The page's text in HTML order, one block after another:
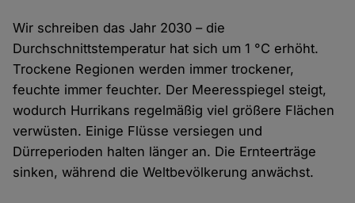
Wir schreiben das Jahr 2030 – die
Durchschnittstemperatur hat sich um 1 °C erhöht.
Trockene Regionen werden immer trockener,
feuchte immer feuchter. Der Meeresspiegel steigt,
wodurch Hurrikans regelmäßig viel größere Flächen
verwüsten. Einige Flüsse versiegen und
Dürreperioden halten länger an. Die Ernteerträge
sinken, während die Weltbevölkerung anwächst.